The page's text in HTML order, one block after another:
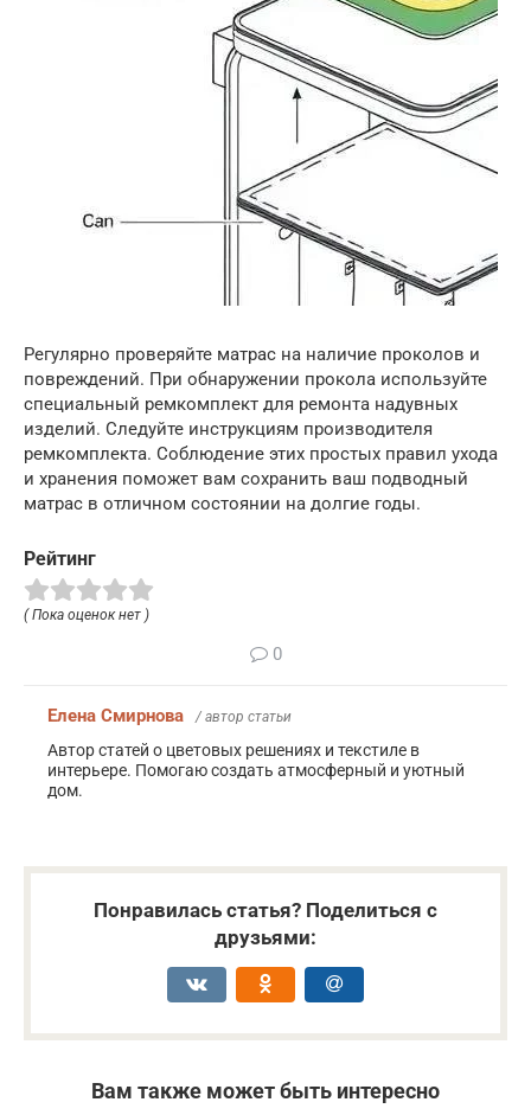
Регулярно проверяйте матрас на наличие проколов и
повреждений. При обнаружении прокола используйте
специальный ремкомплект для ремонта надувных
изделий. Следуйте инструкциям производителя
ремкомплекта. Соблюдение этих простых правил ухода
и хранения поможет вам сохранить ваш подводный
матрас в отличном состоянии на долгие годы.
Рейтинг
( Пока оценок нет )
0
Елена Смирнова / автор статьи
Автор статей о цветовых решениях и текстиле в
интерьере. Помогаю создать атмосферный и уютный
дом.
Понравилась статья? Поделиться с
друзьями:
Вам также может быть интересно